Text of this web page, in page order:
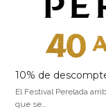
10% de
El Festival Perelada
que se…